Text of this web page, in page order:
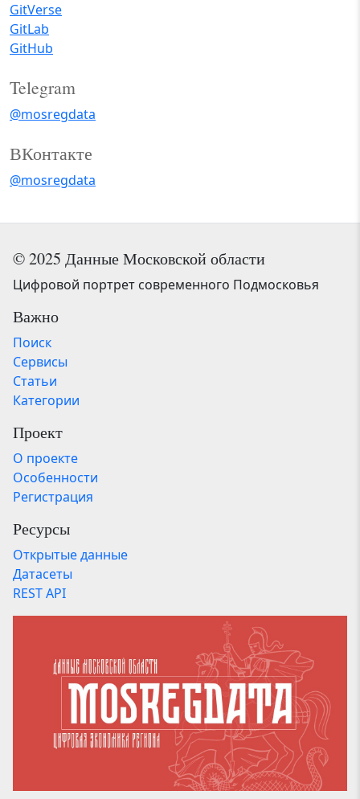
GitVerse
GitLab
GitHub
Telegram
@mosregdata
ВКонтакте
@mosregdata
© 2025 Данные Московской области
Цифровой портрет современного Подмосковья
Важно
Поиск
Сервисы
Статьи
Категории
Проект
О проекте
Особенности
Регистрация
Ресурсы
Открытые данные
Датасеты
REST API